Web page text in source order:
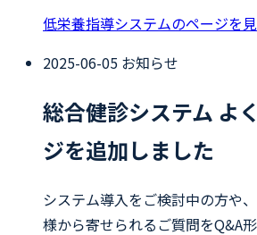
低栄養指導システムのページを
2025-06-05 お知らせ
総合健診システム よ
ジを追加しました
システム導入をご検討中の方や
様から寄せられるご質問をQ&A